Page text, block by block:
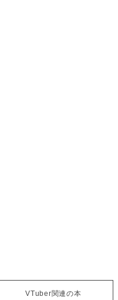
VTuber関連の本